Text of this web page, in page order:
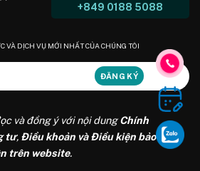
+849 0188 5088
VÀ DỊCH VỤ MỚI NHẤT CỦA CHÚNG TÔI
và đồng ý với nội dungChính
tư, Điều khoản và Điều kiện bảo
trên website.